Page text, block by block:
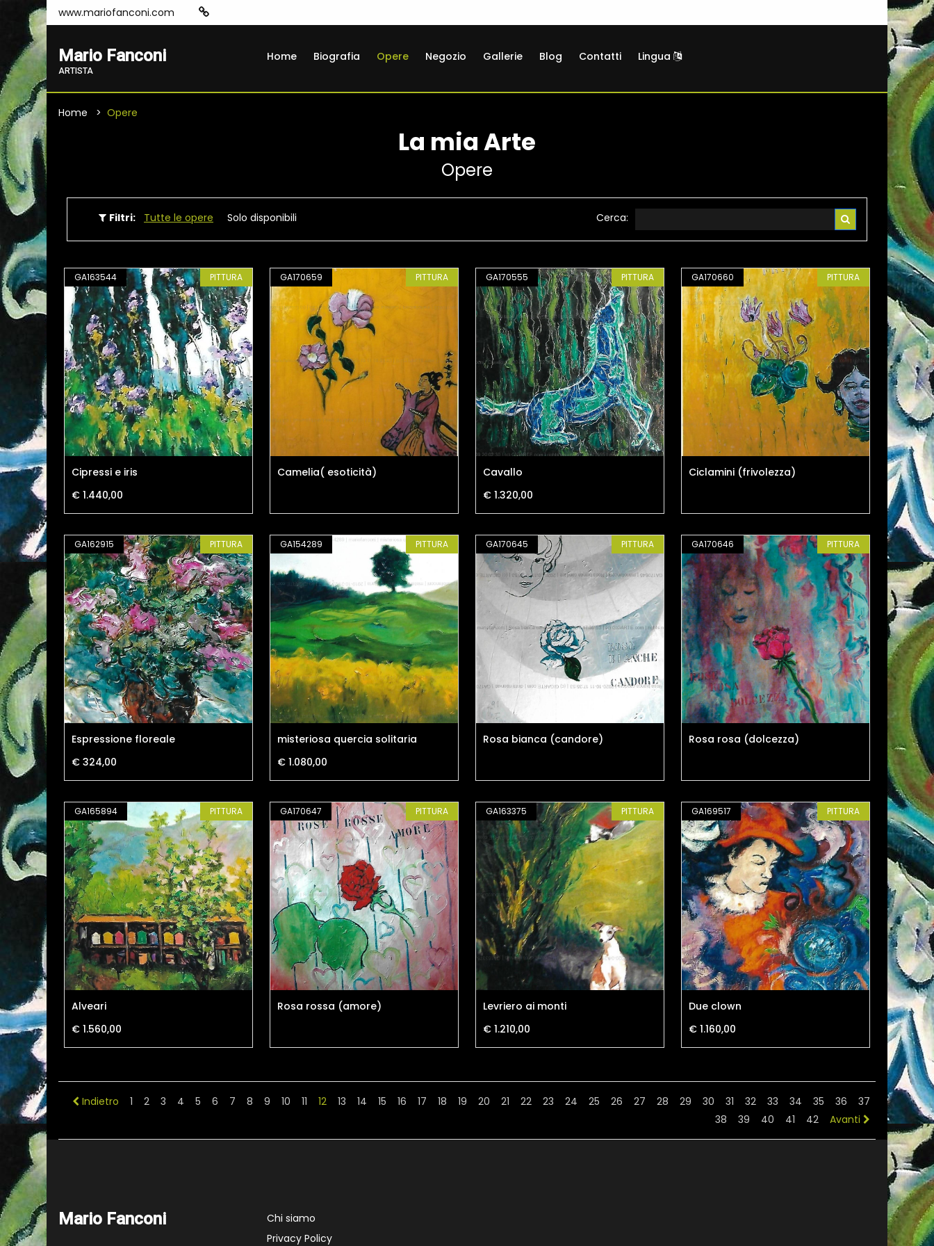
www.mariofanconi.com
Mario Fanconi
ARTISTA
Home Biografia Opere Negozio Gallerie Blog Contatti Lingua
Home Opere
La mia Arte
Opere
Filtri: Tutte le opere Solo disponibili Cerca:
GA163544 PITTURA
Cipressi e iris
€ 1.440,00
GA170659 PITTURA
Camelia( esoticità)
GA170555 PITTURA
Cavallo
€ 1.320,00
GA170660 PITTURA
Ciclamini (frivolezza)
GA162915 PITTURA
Espressione floreale
€ 324,00
GA154289 PITTURA
misteriosa quercia solitaria
€ 1.080,00
GA170645 PITTURA
Rosa bianca (candore)
GA170646 PITTURA
Rosa rosa (dolcezza)
GA165894 PITTURA
Alveari
€ 1.560,00
GA170647 PITTURA
Rosa rossa (amore)
GA163375 PITTURA
Levriero ai monti
€ 1.210,00
GA169517 PITTURA
Due clown
€ 1.160,00
Indietro 1 2 3 4 5 6 7 8 9 10 11 12 13 14 15 16 17 18 19 20 21 22 23 24 25 26 27 28 29 30 31 32 33 34 35 36
37
38
39 40 41 42 Avanti
Mario Fanconi
Chi siamo
Privacy Policy